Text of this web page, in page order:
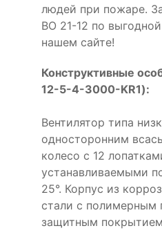
людей при пожаре.
ВО 21-12 по
нашем сайте!
Конструктивные
12-5-4-3000-KR1):
Вентилятор типа
односторонним
колесо с 12
устанавливаемыми
25°. Корпус из
стали с полимерным
защитным